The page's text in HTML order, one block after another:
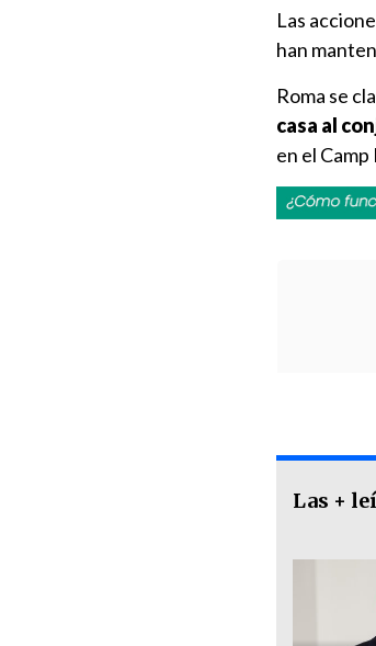
Las
han
Roma se
casa al
en el Camp
Las +